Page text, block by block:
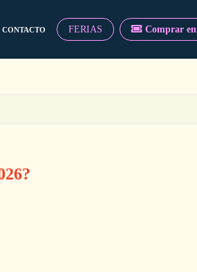
CONTACTO FERIAS Comprar